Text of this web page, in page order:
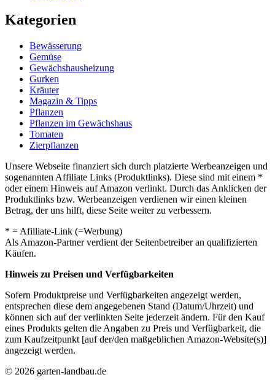
Kategorien
Bewässerung
Gemüse
Gewächshausheizung
Gurken
Kräuter
Magazin & Tipps
Pflanzen
Pflanzen im Gewächshaus
Tomaten
Zierpflanzen
Unsere Webseite finanziert sich durch platzierte Werbeanzeigen und
sogenannten Affiliate Links (Produktlinks). Diese sind mit einem *
oder einem Hinweis auf Amazon verlinkt. Durch das Anklicken der
Produktlinks bzw. Werbeanzeigen verdienen wir einen kleinen
Betrag, der uns hilft, diese Seite weiter zu verbessern.
* = Afilliate-Link (=Werbung)
Als Amazon-Partner verdient der Seitenbetreiber an qualifizierten
Käufen.
Hinweis zu Preisen und Verfügbarkeiten
Sofern Produktpreise und Verfügbarkeiten angezeigt werden,
entsprechen diese dem angegebenen Stand (Datum/Uhrzeit) und
können sich auf der verlinkten Seite jederzeit ändern. Für den Kauf
eines Produkts gelten die Angaben zu Preis und Verfügbarkeit, die
zum Kaufzeitpunkt [auf der/den maßgeblichen Amazon-Website(s)]
angezeigt werden.
© 2026 garten-landbau.de